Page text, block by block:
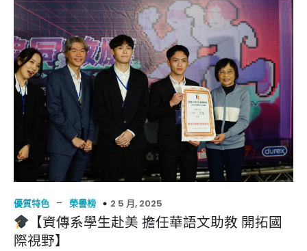
優質特色 – 榮譽榜 2 5 月, 2025
【資傳系學生赴美 擔任華語文助教 開拓國
際視野】